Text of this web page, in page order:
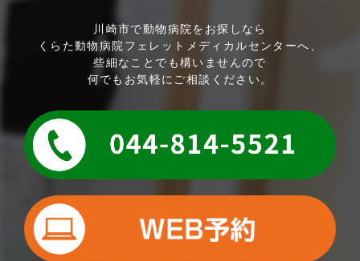
川崎市で動物病院をお探しなら
くらた動物病院フェレットメディカルセンターへ、
些細なことでも構いませんので
何でもお気軽にご相談ください。